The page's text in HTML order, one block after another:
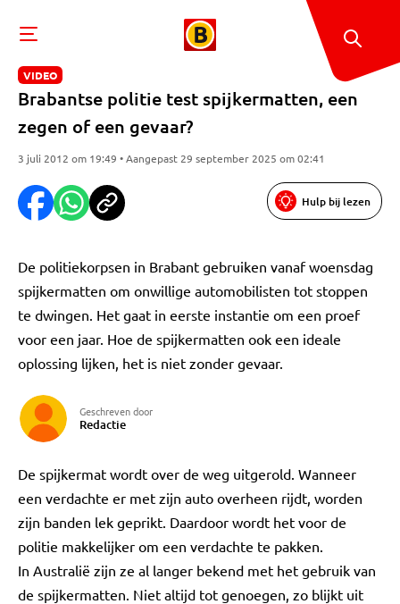
VIDEO
Brabantse politie test spijkermatten, een
zegen of een gevaar?
3 juli 2012 om 19:49 • Aangepast 29 september 2025 om 02:41
Hulp bij lezen
De politiekorpsen in Brabant gebruiken vanaf woensdag
spijkermatten om onwillige automobilisten tot stoppen
te dwingen. Het gaat in eerste instantie om een proef
voor een jaar. Hoe de spijkermatten ook een ideale
oplossing lijken, het is niet zonder gevaar.
Geschreven door
Redactie
De spijkermat wordt over de weg uitgerold. Wanneer
een verdachte er met zijn auto overheen rijdt, worden
zijn banden lek geprikt. Daardoor wordt het voor de
politie makkelijker om een verdachte te pakken.
In Australië zijn ze al langer bekend met het gebruik van
de spijkermatten. Niet altijd tot genoegen, zo blijkt uit